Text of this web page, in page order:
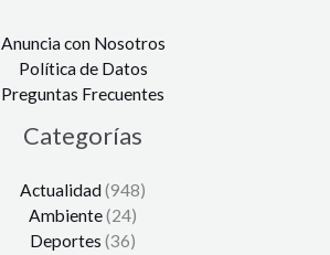
Anuncia con Nosotros
Política de Datos
Preguntas Frecuentes
Categorías
Actualidad(948)
Ambiente(24)
Deportes (36)